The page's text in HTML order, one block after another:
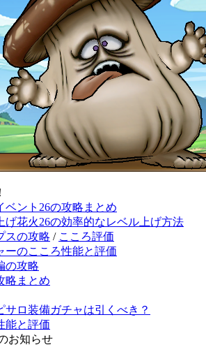
ベント26の攻略まとめ
げ花火26の効率的なレベル上げ方法
スの攻略 / こころ評価
ーのこころ性能と評価
の攻略
略まとめ
サロ装備ガチャは引くべき？
能と評価
お知らせ